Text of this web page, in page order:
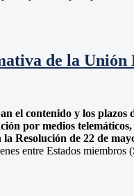
de la Unión
el contenido y los plazos
por medios
la Resolución de 22 de
entre Estados miembros